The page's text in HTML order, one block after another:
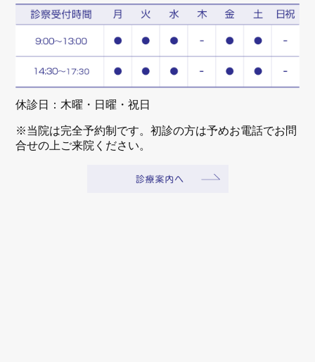
休診日：木曜・日曜・祝日
※当院は完全予約制です。初診の方は予めお電話でお問
合せの上ご来院ください。